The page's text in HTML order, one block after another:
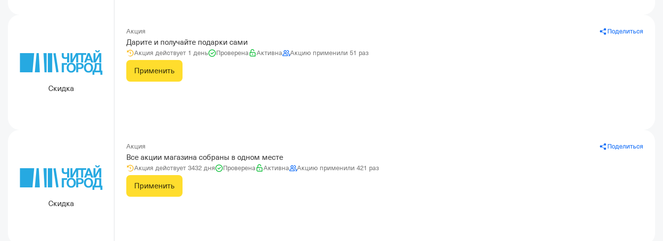
Скидка
Акция Поделиться
Дарите и получайте подарки сами
Акция действует 1 день Проверена Активна Акцию применили 51 раз
Применить
Скидка
Акция Поделиться
Все акции магазина собраны в одном месте
Акция действует 3432 дня Проверена Активна Акцию применили 421 раз
Применить